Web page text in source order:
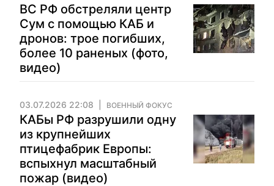
ВС РФ обстреляли центр
Сум с помощью КАБ и
дронов: трое погибших,
более 10 раненых (фото,
видео)
03.07.2026 22:08 ВОЕННЫЙ ФОКУС
КАБы РФ разрушили одну
из крупнейших
птицефабрик Европы:
вспыхнул масштабный
пожар (видео)